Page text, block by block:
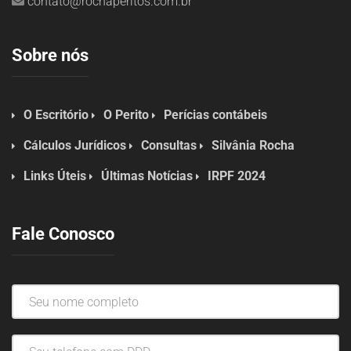
Sobre nós
O Escritório O Perito Perícias contábeis
Cálculos Jurídicos Consultas Silvânia Rocha
Links Úteis Últimas Notícias IRPF 2024
Fale Conosco